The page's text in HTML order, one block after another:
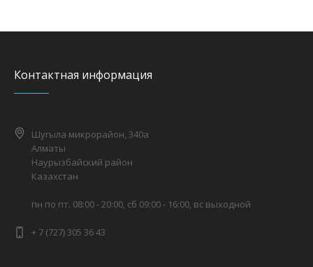
Контактная информация
Шугыла микрорайон, 340а
Алматы
Наурызбайский район
Казахстан
пн по пт. 08:00 - 20:00, сб 09:00 - 16:00, вс выходной
+ 7 (727) 305 36 43